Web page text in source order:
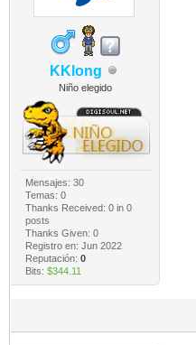
KKlong
Niño elegido
Mensajes: 30
Temas: 0
Thanks Received: 0in 0
posts
Thanks Given: 0
Registro en: Jun 2022
Reputación: 0
Bits: $344.11